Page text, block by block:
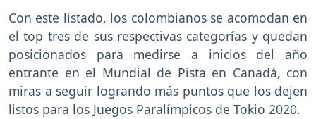
Con este listado, los colombianos se acomodan en
el top tres de sus respectivas categorías y quedan
posicionados para medirse a inicios del año
entrante en el Mundial de Pista en Canadá, con
miras a seguir logrando más puntos que los dejen
listos para los Juegos Paralímpicos de Tokio 2020.